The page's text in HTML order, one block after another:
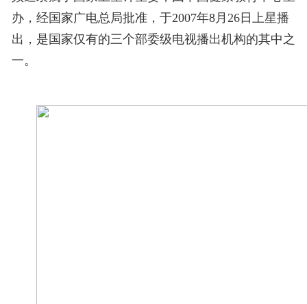
办，经国家广电总局批准，于2007年8月26日上星播
出，是国家仅有的三个部委级电视播出机构的其中之
一。